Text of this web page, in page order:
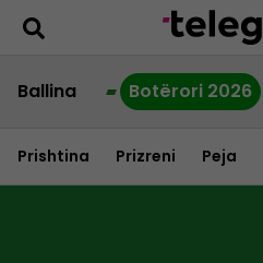
Ballina Botërori 2026
Prishtina Prizreni Peja